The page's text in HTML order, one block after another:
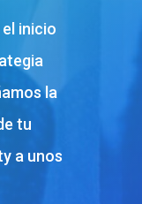
inicio
la
tu
a unos